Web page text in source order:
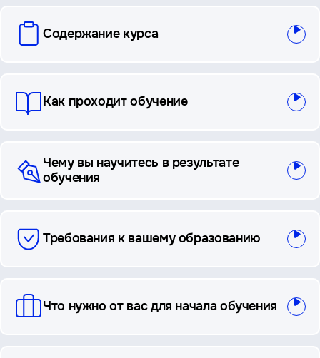
вопросы
Содержание курса
Как проходит обучение
Чему вы научитесь в результате
обучения
Требования к вашему образованию
Что нужно от вас для начала обучения